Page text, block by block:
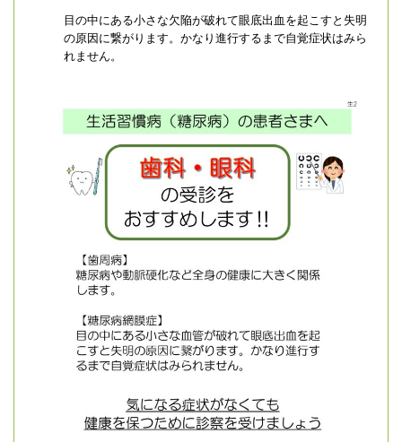
目の中にある小さな欠陥が破れて眼底出血を起こすと失明
の原因に繋がります。かなり進行するまで自覚症状はみら
れません。